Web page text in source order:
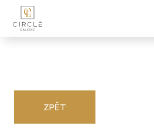
ZPĚT